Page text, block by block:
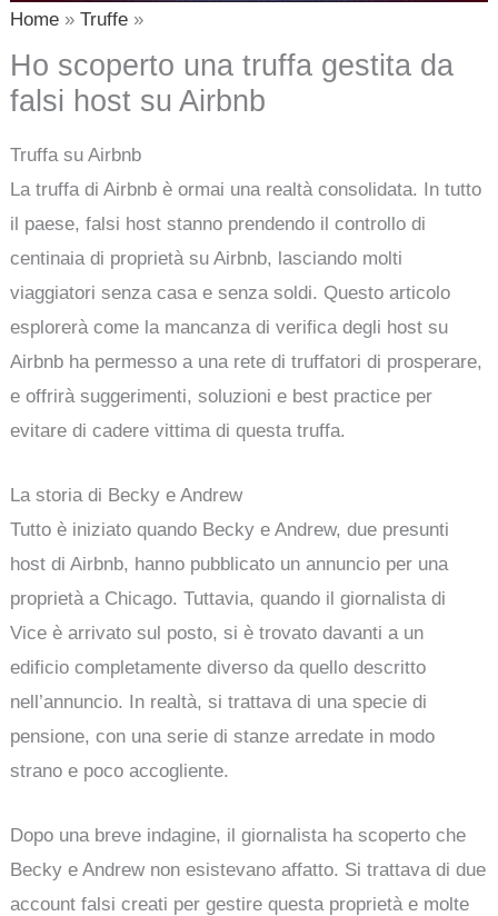
Home Truffe
Ho scoperto una truffa gestita da
falsi host su Airbnb
Truffa su Airbnb
La truffa di Airbnb è ormai una realtà consolidata. In tutto
il paese, falsi host stanno prendendo il controllo di
centinaia di proprietà su Airbnb, lasciando molti
viaggiatori senza casa e senza soldi. Questo articolo
esplorerà come la mancanza di verifica degli host su
Airbnb ha permesso a una rete di truffatori di prosperare,
e offrirà suggerimenti, soluzioni e best practice per
evitare di cadere vittima di questa truffa.
La storia di Becky e Andrew
Tutto è iniziato quando Becky e Andrew, due presunti
host di Airbnb, hanno pubblicato un annuncio per una
proprietà a Chicago. Tuttavia, quando il giornalista di
Vice è arrivato sul posto, si è trovato davanti a un
edificio completamente diverso da quello descritto
nell’annuncio. In realtà, si trattava di una specie di
pensione, con una serie di stanze arredate in modo
strano e poco accogliente.
Dopo una breve indagine, il giornalista ha scoperto che
Becky e Andrew non esistevano affatto. Si trattava di due
account falsi creati per gestire questa proprietà e molte